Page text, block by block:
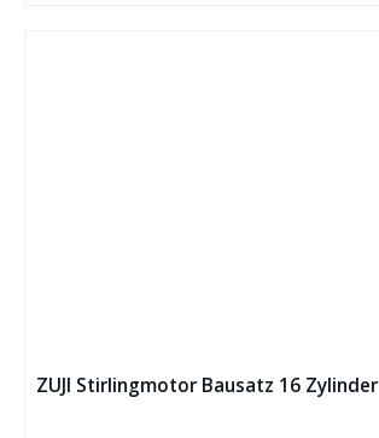
ZUJI Stirlingmotor Bausatz 16 Zylinder